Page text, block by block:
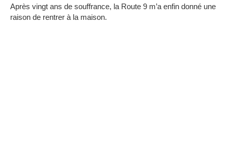
Après vingt ans de souffrance, la Route 9 m’a enfin donné une
raison de rentrer à la maison.